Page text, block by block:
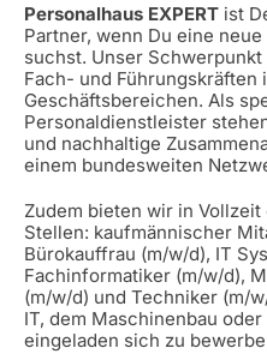
Personalhaus EXPERT ist
Partner, wenn Du eine
suchst. Unser
Fach- und
Geschäftsbereichen. Als
Personaldienstleister
und nachhaltige
einem bundesweiten
Zudem bieten wir in
Stellen: kaufmännischer
Bürokauffrau (m/w/d), IT
Fachinformatiker (m/w/d),
(m/w/d) und Techniker (m/
IT, dem Maschinenbau
eingeladen sich zu